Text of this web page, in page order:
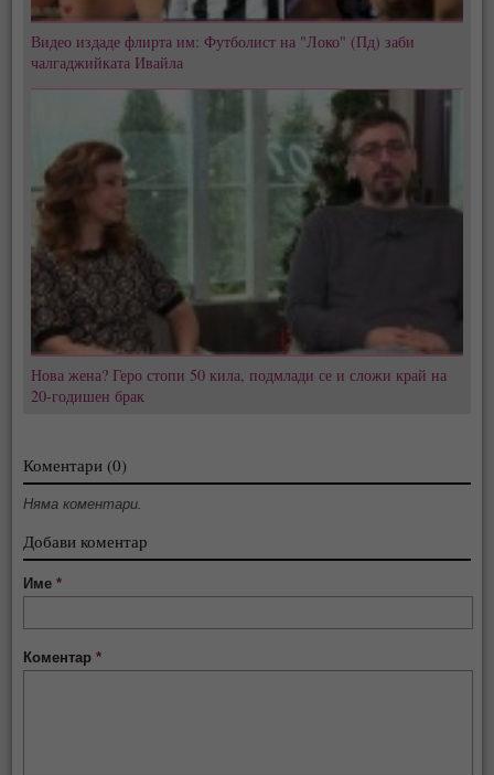
Видео издаде флирта им: Футболист на "Локо" (Пд) заби
чалгаджийката Ивайла
Нова жена? Геро стопи 50 кила, подмлади се и сложи край на
20-годишен брак
Коментари (0)
Няма коментари.
Добави коментар
Име*
Коментар*